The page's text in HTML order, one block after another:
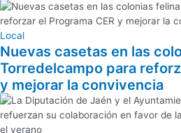
Local
Nuevas casetas en las
Torredelcampo para
y mejorar la convivencia